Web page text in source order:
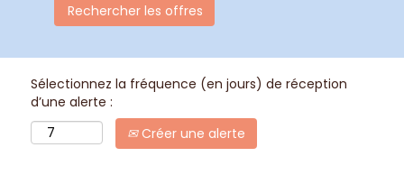
Sélectionnez la fréquence (en jours) de réception
d’une alerte :
Créer une alerte